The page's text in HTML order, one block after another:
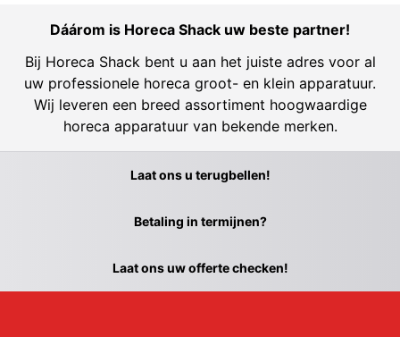
Dáárom is Horeca Shack uw beste partner!
Bij Horeca Shack bent u aan het juiste adres voor al
uw professionele horeca groot- en klein apparatuur.
Wij leveren een breed assortiment hoogwaardige
horeca apparatuur van bekende merken.
Laat ons u terugbellen!
Betaling in termijnen?
Laat ons uw offerte checken!